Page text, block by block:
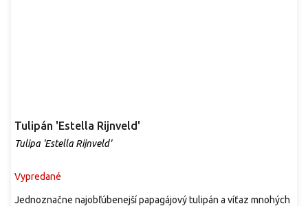
Tulipán 'Estella Rijnveld'
Tulipa 'Estella Rijnveld'
Vypredané
Jednoznačne najobľúbenejší papagájový tulipán a víťaz mnohých